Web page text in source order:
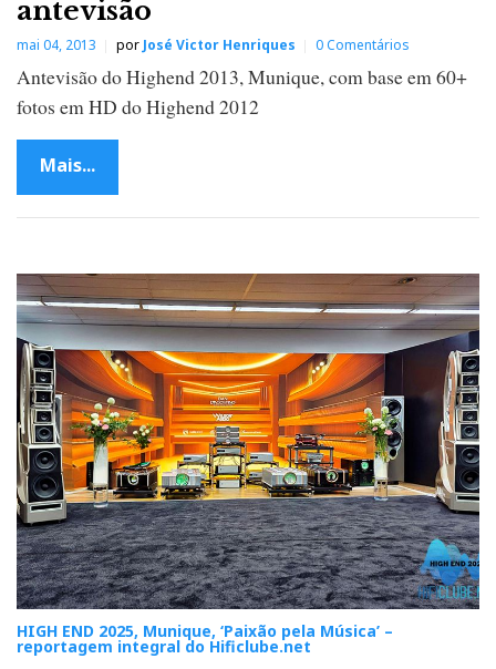
antevisão
mai 04, 2013 por José Victor Henriques 0 Comentários
Antevisão do Highend 2013, Munique, com base em 60+
fotos em HD do Highend 2012
Mais...
HIGH END 2025, Munique, ‘Paixão pela Música’ –
reportagem integral do Hificlube.net